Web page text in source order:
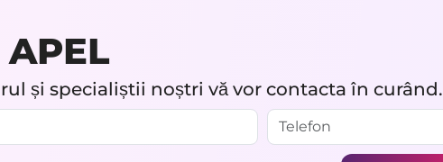
și specialiștii noștri vă vor contacta în curând.